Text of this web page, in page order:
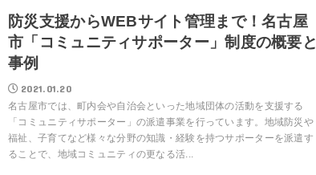
防災支援からWEBサイト管理まで！名古屋
市「コミュニティサポーター」制度の概要と
事例
2021.01.20
名古屋市では、町内会や自治会といった地域団体の活動を支援する
「コミュニティサポーター」の派遣事業を行っています。地域防災や
福祉、子育てなど様々な分野の知識・経験を持つサポーターを派遣す
ることで、地域コミュニティの更なる活...